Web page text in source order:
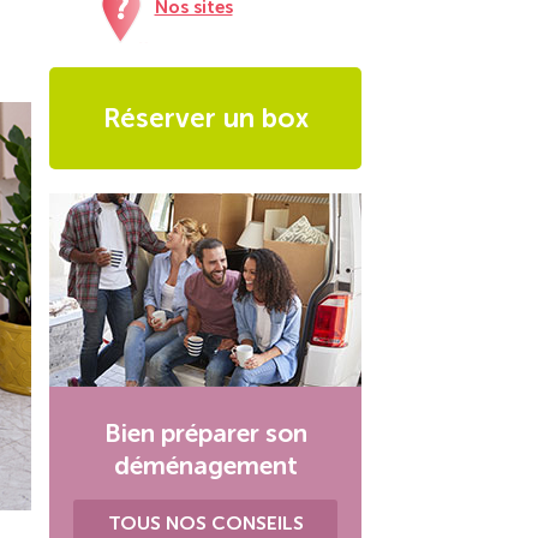
Nos sites
Réserver un box
Bien préparer son
déménagement
TOUS NOS CONSEILS